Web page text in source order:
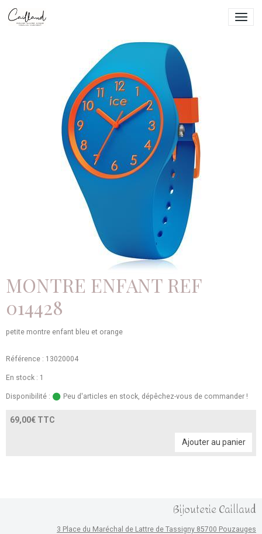
MONTRE ENFANT REF
014428
petite montre enfant bleu et orange
Référence : 13020004
En stock : 1
Disponibilité : Peu d'articles en stock, dépêchez-vous de commander !
69,00€ TTC
Ajouter au panier
Bijouterie Caillaud
3 Place du Maréchal de Lattre de Tassigny 85700 Pouzauges